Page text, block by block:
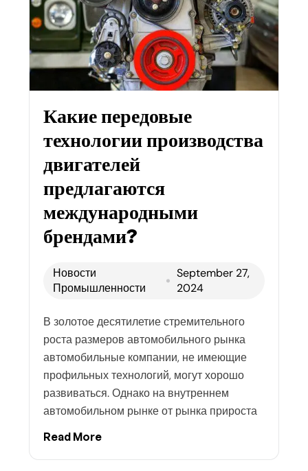
Какие передовые
технологии производства
двигателей
предлагаются
международными
брендами?
Новости
Промышленности
September 27,
2024
В золотое десятилетие стремительного
роста размеров автомобильного рынка
автомобильные компании, не имеющие
профильных технологий, могут хорошо
развиваться. Однако на внутреннем
автомобильном рынке от рынка прироста
Read More